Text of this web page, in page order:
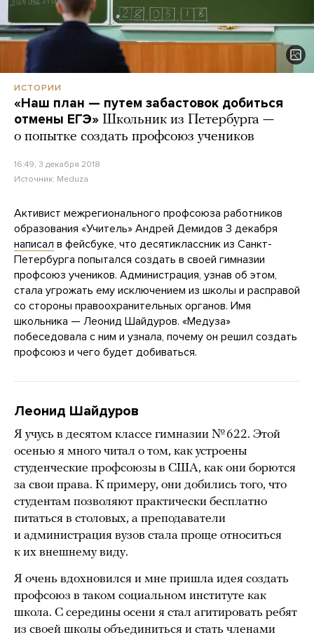
ИСТОРИИ
«Наш план — путем забастовок добиться
отмены ЕГЭ» Школьник из Петербурга —
о попытке создать профсоюз учеников
16:49, 3 декабря 2018
Источник: Meduza
Активист межрегионального профсоюза работников
образования «Учитель» Андрей Демидов 3 декабря
написал в фейсбуке, что десятиклассник из Санкт-
Петербурга попытался создать в своей гимназии
профсоюз учеников. Администрация, узнав об этом,
стала угрожать ему исключением из школы и расправой
со стороны правоохранительных органов. Имя
школьника — Леонид Шайдуров. «Медуза»
побеседовала с ним и узнала, почему он решил создать
профсоюз и чего будет добиваться.
Леонид Шайдуров
Я учусь в десятом классе гимназии № 622. Этой
осенью я много читал о том, как устроены
студенческие профсоюзы в США, как они борются
за свои права. К примеру, они добились того, что
студентам позволяют практически бесплатно
питаться в столовых, а преподаватели
и администрация вузов стала проще относиться
к их внешнему виду.
Я очень вдохновился и мне пришла идея создать
профсоюз в таком социальном институте как
школа. С середины осени я стал агитировать ребят
из своей школы объединиться и стать членами